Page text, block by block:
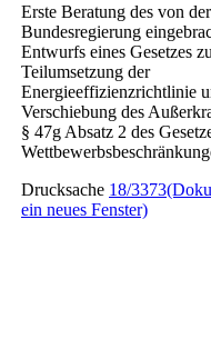
Erste Beratung des von der
Bundesregierung
Entwurfs eines Gesetzes
Teilumsetzung der
Energieeffizienzrichtlinie
Verschiebung des
§ 47g Absatz 2 des
Drucksache 18/3373
ein neues Fenster)